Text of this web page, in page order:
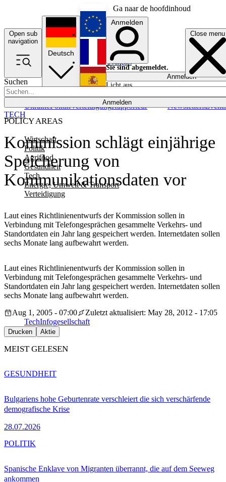
Ga naar de hoofdinhoud
Open sub
navigation
Close menu
Suchen
Anmelden
POLICY AREAS
Wirtschaft
Politik
Agrifood
Gesundheit
Tech
Energie, Umwelt & Transport
Verteidigung
UkrainePolitikVerteidigungRapporteur NewslettersEvents
Deutsch
English
Français
Anmelden
Sie sind abgemeldet.
Anmelden
Licht aus
Kommission schlägt einjährige
Speicherung von
Kommunikationsdaten vor
Laut eines Richtlinienentwurfs der Kommission sollen in
Verbindung mit Telefongesprächen gesammelte Verkehrs- und
Standortdaten ein Jahr lang gespeichert werden. Internetdaten sollen
sechs Monate lang aufbewahrt werden.
TECH
Laut eines Richtlinienentwurfs der Kommission sollen in
Verbindung mit Telefongesprächen gesammelte Verkehrs- und
Standortdaten ein Jahr lang gespeichert werden. Internetdaten sollen
sechs Monate lang aufbewahrt werden.
Aug 1, 2005 - 07:00
Zuletzt aktualisiert: May 28, 2012 - 17:05
TechInfogesellschaft
Drucken Aktie
MEIST GELESEN
Bulgariens hohe Geburtenrate verschleiert die sich verschärfende
demografische Krise
28.07.2026
GESUNDHEIT
Spanische Enklave von Migranten überrannt, die auf dem Seeweg
ankommen
POLITIK